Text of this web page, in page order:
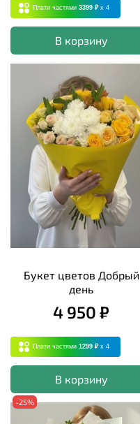
Плати частями 3399 ₽ x 4
В корзину
Букет цветов Добрый
день
4 950 ₽
Плати частями 1299 ₽ x 4
В корзину
-25%